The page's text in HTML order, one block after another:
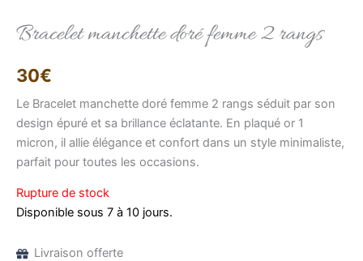
Bracelet manchette doré femme 2 rangs
30€
Le Bracelet manchette doré femme 2 rangs séduit par son
design épuré et sa brillance éclatante. En plaqué or 1
micron, il allie élégance et confort dans un style minimaliste,
parfait pour toutes les occasions.
Rupture de stock
Disponible sous 7 à 10 jours.
Livraison offerte
Comment puis-je vous aider ?